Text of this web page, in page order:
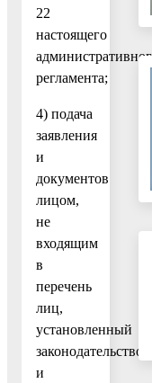
22
настоящего
регламента;
4) подача
заявления
и
документов
лицом,
не
входящим
в
перечень
лиц,
установленный
законодательством
и